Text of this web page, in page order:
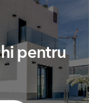
pentru